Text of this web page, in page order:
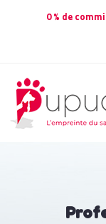
0 % de